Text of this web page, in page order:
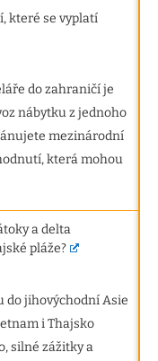
které se vyplatí
do zahraničí je
nábytku z jednoho
mezinárodní
která mohou
a delta
pláže?
do jihovýchodní Asie
i Thajsko
silné zážitky a